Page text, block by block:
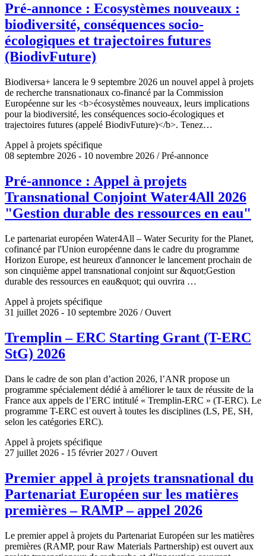
Pré-annonce : Ecosystèmes nouveaux :
biodiversité, conséquences socio-
écologiques et trajectoires futures
(BiodivFuture)
Biodiversa+ lancera le 9 septembre 2026 un nouvel appel à projets
de recherche transnationaux co-financé par la Commission
Européenne sur les <b>écosystèmes nouveaux, leurs implications
pour la biodiversité, les conséquences socio-écologiques et
trajectoires futures (appelé BiodivFuture)</b>. Tenez…
Appel à projets spécifique
08 septembre 2026 - 10 novembre 2026 / Pré-annonce
Pré-annonce : Appel à projets
Transnational Conjoint Water4All 2026
"Gestion durable des ressources en eau"
Le partenariat européen Water4All – Water Security for the Planet,
cofinancé par l'Union européenne dans le cadre du programme
Horizon Europe, est heureux d'annoncer le lancement prochain de
son cinquième appel transnational conjoint sur &quot;Gestion
durable des ressources en eau&quot; qui ouvrira …
Appel à projets spécifique
31 juillet 2026 - 10 septembre 2026 / Ouvert
Tremplin – ERC Starting Grant (T-ERC
StG) 2026
Dans le cadre de son plan d’action 2026, l’ANR propose un
programme spécialement dédié à améliorer le taux de réussite de la
France aux appels de l’ERC intitulé « Tremplin-ERC » (T-ERC). Le
programme T-ERC est ouvert à toutes les disciplines (LS, PE, SH,
selon les catégories ERC).
Appel à projets spécifique
27 juillet 2026 - 15 février 2027 / Ouvert
Premier appel à projets transnational du
Partenariat Européen sur les matières
premières – RAMP – appel 2026
Le premier appel à projets du Partenariat Européen sur les matières
premières (RAMP, pour Raw Materials Partnership) est ouvert aux